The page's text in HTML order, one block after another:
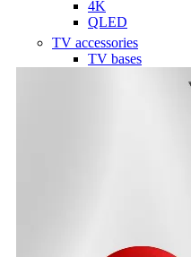
4K
QLED
TV accessories
TV bases